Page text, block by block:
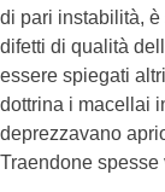
di pari instabilità,
difetti di qualità
essere spiegati
dottrina i macellai
deprezzavano
Traendone